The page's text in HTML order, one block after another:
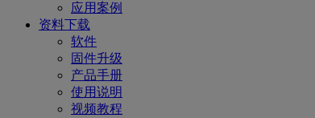
应用案例
资料下载
软件
固件升级
产品手册
使用说明
视频教程